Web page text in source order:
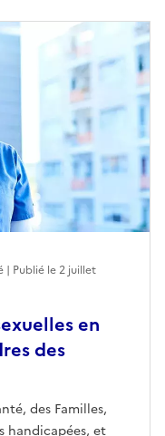
en
des
des Familles,
handicapées, et
| Publié le2 juillet